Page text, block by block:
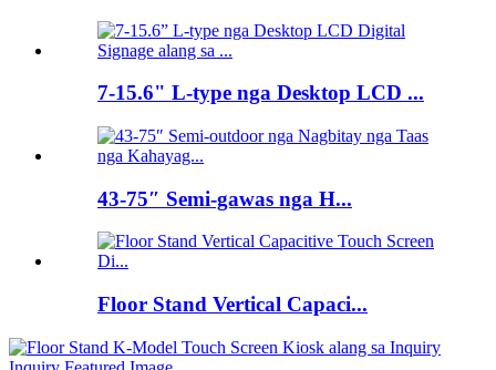
7-15.6" L-type nga Desktop LCD ...
43-75″ Semi-gawas nga H...
Floor Stand Vertical Capaci...